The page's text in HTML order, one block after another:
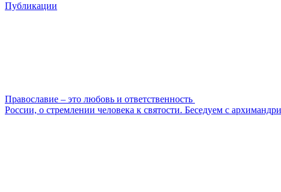
Публикации
Православие – это любовь и ответственность
России, о стремлении человека к святости. Беседуем с